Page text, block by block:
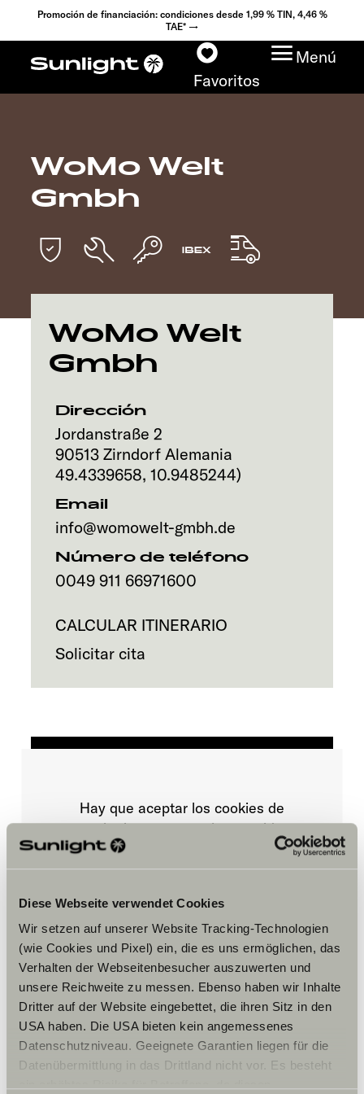
Diese Webseite verwendet Cookies
Wir setzen auf unserer Website Tracking-Technologien
(wie Cookies und Pixel) ein, die es uns ermöglichen, das
Verhalten der Webseitenbesucher auszuwerten und
unsere Reichweite zu messen. Ebenso haben wir Inhalte
Dritter auf der Website eingebettet, die ihren Sitz in den
USA haben. Die USA bieten kein angemessenes
Datenschutzniveau. Geeignete Garantien liegen für die
Datenübermittlung in das Drittland nicht vor. Es besteht
Promoción de financiación: condiciones desde 1,99 % TIN, 4,46 %
TAE* →
Favoritos
Menú
Modelos
Configurador
Encuentra tu Sunlight
Búsqueda de
concesionarios
Descubrir
Servicio
WoMo Welt
Gmbh
WoMo Welt
Gmbh
Dirección
Jordanstraße 2
90513 Zirndorf Alemania
49.4339658, 10.9485244)
Email
info@womowelt-gmbh.de
Número de teléfono
0049 911 66971600
CALCULAR ITINERARIO
Solicitar cita
Horario
FAHRZEUGVERKAUF
Montag – Freitag:
Hay que aceptar los cookies de
marketing para ver el contenido.